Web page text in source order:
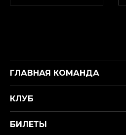
ГЛАВНАЯ КОМАНДА
КЛУБ
БИЛЕТЫ